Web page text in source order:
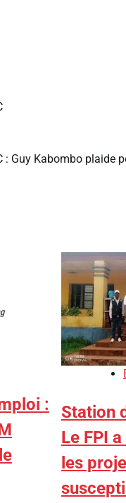
: Guy Kabombo plaide
:
Station
Le FPI
les